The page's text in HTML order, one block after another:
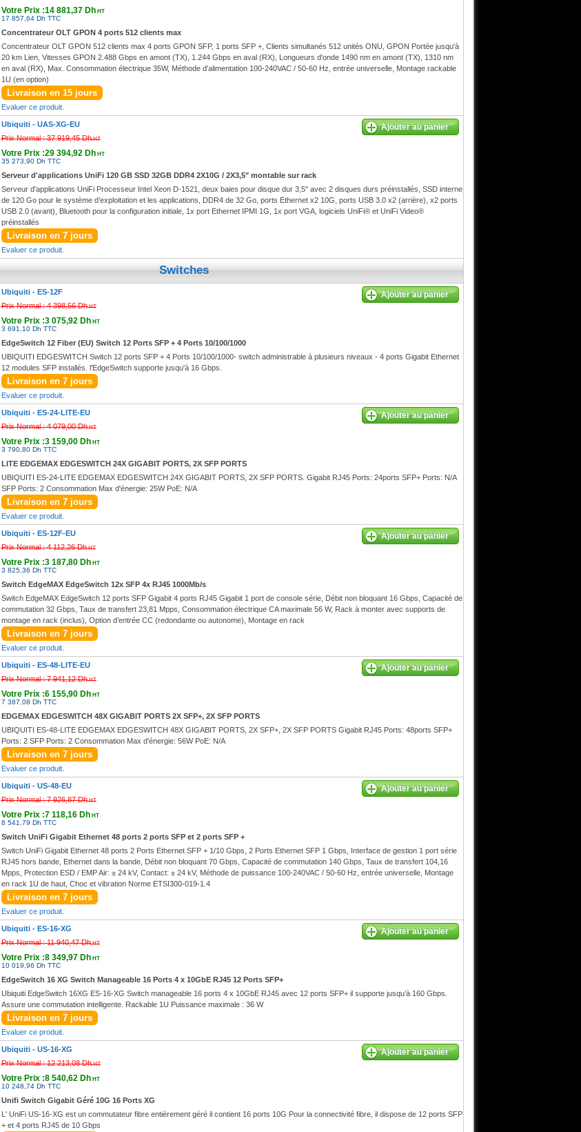
Votre Prix :14 881,37 DhHT
17 857,64 Dh TTC
Concentrateur OLT GPON 4 ports 512 clients max
Concentrateur OLT GPON 512 clients max 4 ports GPON SFP, 1 ports SFP +, Clients simultanés 512 unités ONU, GPON Portée jusqu'à
20 km Lien, Vitesses GPON 2.488 Gbps en amont (TX), 1.244 Gbps en aval (RX), Longueurs d'onde 1490 nm en amont (TX), 1310 nm
en aval (RX), Max. Consommation électrique 35W, Méthode d'alimentation 100-240VAC / 50-60 Hz, entrée universelle, Montage rackable
1U (en option)
Livraison en 15 jours
Evaluer ce produit.
Ubiquiti - UAS-XG-EU
Prix Normal :37 919,45 DhHT
Votre Prix :29 394,92 DhHT
35 273,90 Dh TTC
Ajouter au panier
Serveur d'applications UniFi 120 GB SSD 32GB DDR4 2X10G / 2X3,5" montable sur rack
Serveur d'applications UniFi Processeur Intel Xeon D-1521, deux baies pour disque dur 3,5" avec 2 disques durs préinstallés, SSD interne
de 120 Go pour le système d’exploitation et les applications, DDR4 de 32 Go, ports Ethernet x2 10G, ports USB 3.0 x2 (arrière), x2 ports
USB 2.0 (avant), Bluetooth pour la configuration initiale, 1x port Ethernet IPMI 1G, 1x port VGA, logiciels UniFi® et UniFi Video®
préinstallés
Livraison en 7 jours
Evaluer ce produit.
Switches
Ubiquiti - ES-12F
Prix Normal :4 398,56 DhHT
Votre Prix :3 075,92 DhHT
3 691,10 Dh TTC
Ajouter au panier
EdgeSwitch 12 Fiber (EU) Switch 12 Ports SFP + 4 Ports 10/100/1000
UBIQUITI EDGESWITCH Switch 12 ports SFP + 4 Ports 10/100/1000- switch administrable à plusieurs niveaux - 4 ports Gigabit Ethernet
12 modules SFP installés. l'EdgeSwitch supporte jusqu'à 16 Gbps.
Livraison en 7 jours
Evaluer ce produit.
Ubiquiti - ES-24-LITE-EU
Prix Normal :4 079,00 DhHT
Votre Prix :3 159,00 DhHT
3 790,80 Dh TTC
Ajouter au panier
LITE EDGEMAX EDGESWITCH 24X GIGABIT PORTS, 2X SFP PORTS
UBIQUITI ES-24-LITE EDGEMAX EDGESWITCH 24X GIGABIT PORTS, 2X SFP PORTS. Gigabit RJ45 Ports: 24ports SFP+ Ports: N/A
SFP Ports: 2 Consommation Max d'énergie: 25W PoE: N/A
Livraison en 7 jours
Evaluer ce produit.
Ubiquiti - ES-12F-EU
Prix Normal :4 112,26 DhHT
Votre Prix :3 187,80 DhHT
3 825,36 Dh TTC
Ajouter au panier
Switch EdgeMAX EdgeSwitch 12x SFP 4x RJ45 1000Mb/s
Switch EdgeMAX EdgeSwitch 12 ports SFP Gigabit 4 ports RJ45 Gigabit 1 port de console série, Débit non bloquant 16 Gbps, Capacité de
commutation 32 Gbps, Taux de transfert 23,81 Mpps, Consommation électrique CA maximale 56 W, Rack à monter avec supports de
montage en rack (inclus), Option d’entrée CC (redondante ou autonome), Montage en rack
Livraison en 7 jours
Evaluer ce produit.
Ubiquiti - ES-48-LITE-EU
Prix Normal :7 941,12 DhHT
Votre Prix :6 155,90 DhHT
7 387,08 Dh TTC
Ajouter au panier
EDGEMAX EDGESWITCH 48X GIGABIT PORTS 2X SFP+, 2X SFP PORTS
UBIQUITI ES-48-LITE EDGEMAX EDGESWITCH 48X GIGABIT PORTS, 2X SFP+, 2X SFP PORTS Gigabit RJ45 Ports: 48ports SFP+
Ports: 2 SFP Ports: 2 Consommation Max d'énergie: 56W PoE: N/A
Livraison en 7 jours
Evaluer ce produit.
Ubiquiti - US-48-EU
Prix Normal :7 926,87 DhHT
Votre Prix :7 118,16 DhHT
8 541,79 Dh TTC
Ajouter au panier
Switch UniFi Gigabit Ethernet 48 ports 2 ports SFP et 2 ports SFP +
Switch UniFi Gigabit Ethernet 48 ports 2 Ports Ethernet SFP + 1/10 Gbps, 2 Ports Ethernet SFP 1 Gbps, Interface de gestion 1 port série
RJ45 hors bande, Ethernet dans la bande, Débit non bloquant 70 Gbps, Capacité de commutation 140 Gbps, Taux de transfert 104,16
Mpps, Protection ESD / EMP Air: ± 24 kV, Contact: ± 24 kV, Méthode de puissance 100-240VAC / 50-60 Hz, entrée universelle, Montage
en rack 1U de haut, Choc et vibration Norme ETSI300-019-1.4
Livraison en 7 jours
Evaluer ce produit.
Ubiquiti - ES-16-XG
Prix Normal :11 940,47 DhHT
Votre Prix :8 349,97 DhHT
10 019,96 Dh TTC
Ajouter au panier
EdgeSwitch 16 XG Switch Manageable 16 Ports 4 x 10GbE RJ45 12 Ports SFP+
Ubiquiti EdgeSwitch 16XG ES-16-XG Switch manageable 16 ports 4 x 10GbE RJ45 avec 12 ports SFP+ il supporte jusqu’à 160 Gbps.
Assure une commutation intelligente. Rackable 1U Puissance maximale : 36 W
Livraison en 7 jours
Evaluer ce produit.
Ubiquiti - US-16-XG
Prix Normal :12 213,08 DhHT
Votre Prix :8 540,62 DhHT
10 248,74 Dh TTC
Ajouter au panier
Unifi Switch Gigabit Géré 10G 16 Ports XG
L' UniFi US-16-XG est un commutateur fibre entièrement géré il contient 16 ports 10G Pour la connectivité fibre, il dispose de 12 ports SFP
+ et 4 ports RJ45 de 10 Gbps